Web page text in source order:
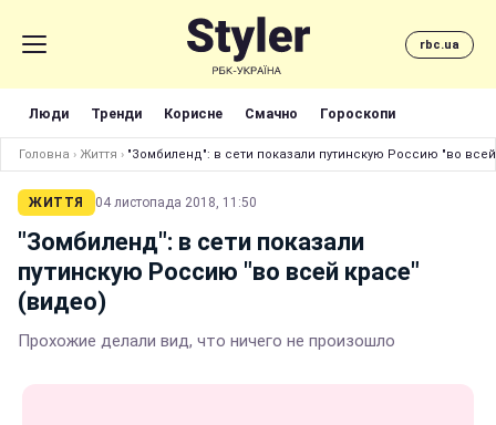
rbc.ua
Люди Тренди Корисне Смачно Гороскопи
Головна › Життя › "Зомбиленд": в сети показали путинскую Россию "во
ЖИТТЯ 04 листопада 2018, 11:50
"Зомбиленд": в сети показали
путинскую Россию "во всей красе"
(видео)
Прохожие делали вид, что ничего не произошло